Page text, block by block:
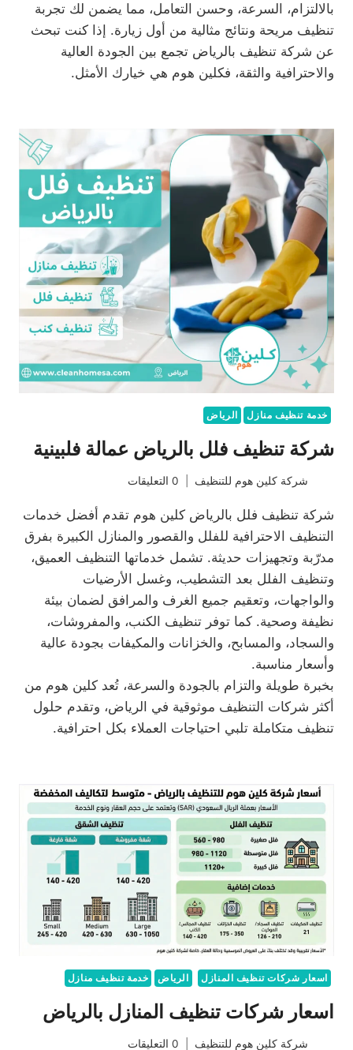
بالالتزام، السرعة، وحسن التعامل، مما يضمن لك تجربة
تنظيف مريحة ونتائج مثالية من أول زيارة. إذا كنت تبحث
عن شركة تنظيف بالرياض تجمع بين الجودة العالية
والاحترافية والثقة، فكلين هوم هي خيارك الأمثل.
خدمة تنظيف منازل الرياض
شركة تنظيف فلل بالرياض عمالة فلبينية
شركة كلين هوم للتنظيف 0 التعليقات
شركة تنظيف فلل بالرياض كلين هوم تقدم أفضل خدمات
التنظيف الاحترافية للفلل والقصور والمنازل الكبيرة بفرق
مدرّبة وتجهيزات حديثة. تشمل خدماتها التنظيف العميق،
وتنظيف الفلل بعد التشطيب، وغسل الأرضيات
والواجهات، وتعقيم جميع الغرف والمرافق لضمان بيئة
نظيفة وصحية. كما توفر تنظيف الكنب، والمفروشات،
والسجاد، والمسابح، والخزانات والمكيفات بجودة عالية
وأسعار مناسبة.
بخبرة طويلة والتزام بالجودة والسرعة، تُعد كلين هوم من
أكثر شركات التنظيف موثوقية في الرياض، وتقدم حلول
تنظيف متكاملة تلبي احتياجات العملاء بكل احترافية.
اسعار شركات تنظيف المنازل الرياض خدمة تنظيف منازل
اسعار شركات تنظيف المنازل بالرياض
شركة كلين هوم للتنظيف 0 التعليقات